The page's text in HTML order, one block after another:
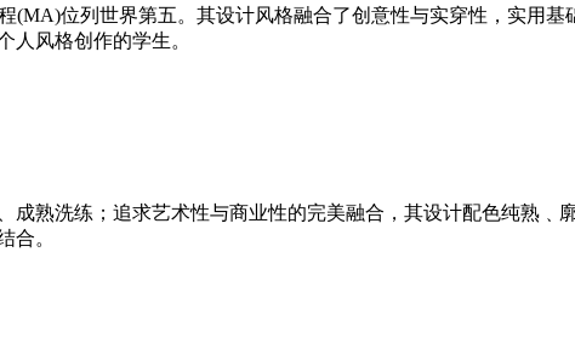
位列世界第五。其设计风格融合了创意性与实穿性，实用基
人风格创作的学生。
洗练；追求艺术性与商业性的完美融合，其设计配色纯熟﹑
合。